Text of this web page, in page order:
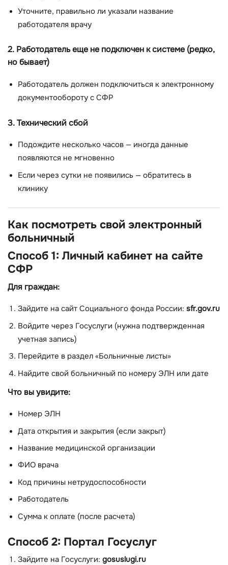
Уточните, правильно ли указали название
работодателя врачу
2. Работодатель еще не подключен к системе (редко,
но бывает)
Работодатель должен подключиться к электронному
документообороту с СФР
3. Технический сбой
Подождите несколько часов — иногда данные
появляются не мгновенно
Если через сутки не появились — обратитесь в
клинику
Как посмотреть свой электронный
больничный
Способ 1: Личный кабинет на сайте
СФР
Для граждан:
Зайдите на сайт Социального фонда России: sfr.gov.ru
Войдите через Госуслуги (нужна подтвержденная
учетная запись)
Перейдите в раздел «Больничные листы»
Найдите свой больничный по номеру ЭЛН или дате
Что вы увидите:
Номер ЭЛН
Дата открытия и закрытия (если закрыт)
Название медицинской организации
ФИО врача
Код причины нетрудоспособности
Работодатель
Сумма к оплате (после расчета)
Способ 2: Портал Госуслуг
Зайдите на Госуслуги: gosuslugi.ru